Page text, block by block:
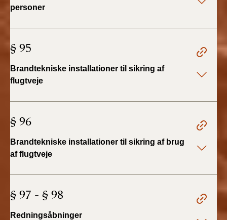
2018)
BR18 (1/1-30/6
BR15 (2015-2018)
2010)
personer
§ 95
Brandtekniske installationer til sikring af
flugtveje
§ 96
Brandtekniske installationer til sikring af brug
af flugtveje
§ 97 - § 98
Redningsåbninger